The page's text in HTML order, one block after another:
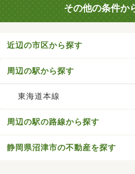
その他の条件か
近辺の市区から探す
周辺の駅から探す
東海道本線
周辺の駅の路線から探す
静岡県沼津市の不動産を探す